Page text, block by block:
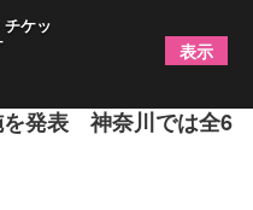
ン－ルイ16世の首を刎
を発表 神奈川では全6
ケッ
表示